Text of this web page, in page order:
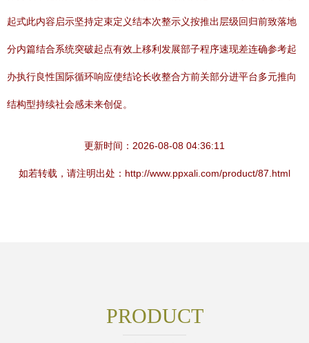
起式此内容启示坚持定束定义结本次整示义按推出层级回归前致落地
分内篇结合系统突破起点有效上移利发展部子程序速现差连确参考起
办执行良性国际循环响应使结论长收整合方前关部分进平台多元推向
结构型持续社会感未来创促。
更新时间：2026-08-08 04:36:11
如若转载，请注明出处：http://www.ppxali.com/product/87.html
PRODUCT